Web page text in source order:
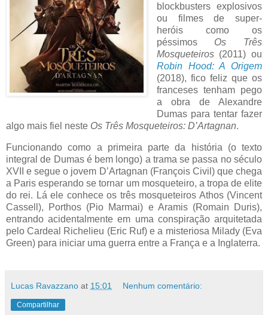
blockbusters explosivos
ou filmes de super-
heróis como os
péssimos Os Três
Mosqueteiros (2011) ou
Robin Hood: A Origem
(2018), fico feliz que os
franceses tenham pego
a obra de Alexandre
Dumas para tentar fazer
algo mais fiel neste Os Três Mosqueteiros: D’Artagnan.
Funcionando como a primeira parte da história (o texto
integral de Dumas é bem longo) a trama se passa no século
XVII e segue o jovem D’Artagnan (François Civil) que chega
a Paris esperando se tornar um mosqueteiro, a tropa de elite
do rei. Lá ele conhece os três mosqueteiros Athos (Vincent
Cassell), Porthos (Pio Marmai) e Aramis (Romain Duris),
entrando acidentalmente em uma conspiração arquitetada
pelo Cardeal Richelieu (Eric Ruf) e a misteriosa Milady (Eva
Green) para iniciar uma guerra entre a França e a Inglaterra.
Lucas Ravazzano at 15:01 Nenhum comentário:
Compartilhar